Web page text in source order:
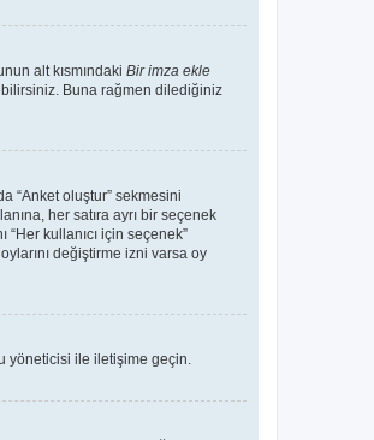
alt kısmındaki Bir imza ekle
Buna rağmen dilediğiniz
“Anket oluştur” sekmesini
her satıra ayrı bir seçenek
kullanıcı için seçenek”
değiştirme izni varsa oy
yöneticisi ile iletişime geçin.